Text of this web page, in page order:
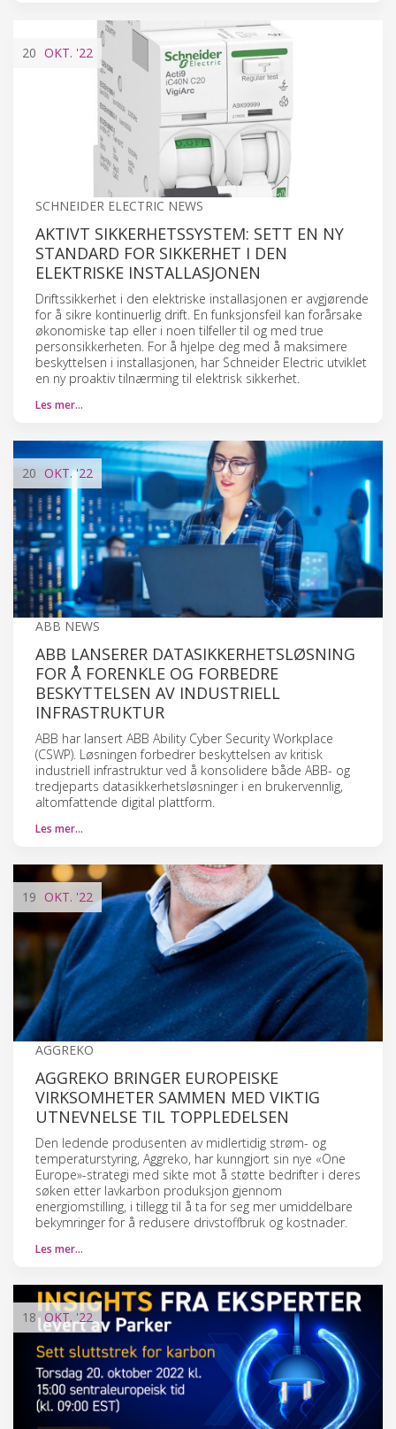
20 OKT. '22
SCHNEIDER ELECTRIC NEWS
AKTIVT SIKKERHETSSYSTEM: SETT EN NY
STANDARD FOR SIKKERHET I DEN
ELEKTRISKE INSTALLASJONEN
Driftssikkerhet i den elektriske installasjonen er avgjørende
for å sikre kontinuerlig drift. En funksjonsfeil kan forårsake
økonomiske tap eller i noen tilfeller til og med true
personsikkerheten. For å hjelpe deg med å maksimere
beskyttelsen i installasjonen, har Schneider Electric utviklet
en ny proaktiv tilnærming til elektrisk sikkerhet.
Les mer…
20 OKT.'22
ABB NEWS
ABB LANSERER DATASIKKERHETSLØSNING
FOR Å FORENKLE OG FORBEDRE
BESKYTTELSEN AV INDUSTRIELL
INFRASTRUKTUR
ABB har lansert ABB Ability Cyber Security Workplace
(CSWP). Løsningen forbedrer beskyttelsen av kritisk
industriell infrastruktur ved å konsolidere både ABB- og
tredjeparts datasikkerhetsløsninger i en brukervennlig,
altomfattende digital plattform.
Les mer…
19 OKT. '22
AGGREKO
AGGREKO BRINGER EUROPEISKE
VIRKSOMHETER SAMMEN MED VIKTIG
UTNEVNELSE TIL TOPPLEDELSEN
Den ledende produsenten av midlertidig strøm- og
temperaturstyring, Aggreko, har kunngjort sin nye «One
Europe»-strategi med sikte mot å støtte bedrifter i deres
søken etter lavkarbon produksjon gjennom
energiomstilling, i tillegg til å ta for seg mer umiddelbare
bekymringer for å redusere drivstoffbruk og kostnader.
Les mer…
18 OKT.'22